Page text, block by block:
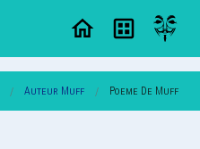
Auteur Muff Poeme De Muff